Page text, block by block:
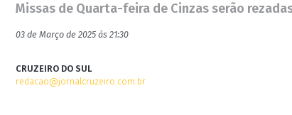
Missas de Quarta-feira de Cinzas serão
03 de Março de 2025 às 21:30
CRUZEIRO DO SUL
redacao@jornalcruzeiro.com.br